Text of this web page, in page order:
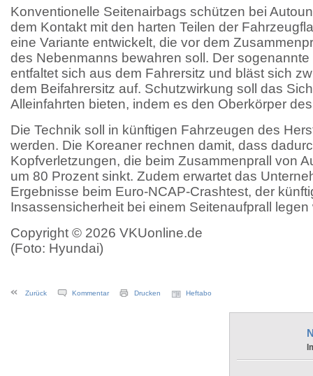
Konventionelle Seitenairbags schützen bei
dem Kontakt mit den harten Teilen der
eine Variante entwickelt, die vor dem
des Nebenmanns bewahren soll. Der
entfaltet sich aus dem Fahrersitz und bläst sich
dem Beifahrersitz auf. Schutzwirkung soll das
Alleinfahrten bieten, indem es den Oberkörper
Die Technik soll in künftigen Fahrzeugen des
werden. Die Koreaner rechnen damit, dass
Kopfverletzungen, die beim Zusammenprall von
um 80 Prozent sinkt. Zudem erwartet das
Ergebnisse beim Euro-NCAP-Crashtest, der
Insassensicherheit bei einem Seitenaufprall legen
Copyright © 2026 VKUonline.de
(Foto: Hyundai)
Zurück Kommentar Drucken Heftabo